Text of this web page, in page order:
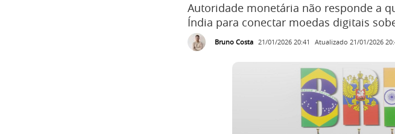
Autoridade monetária não responde a
Índia para conectar moedas digitais
Bruno Costa 21/01/2026 20:41 Atualizado 21/01/2026